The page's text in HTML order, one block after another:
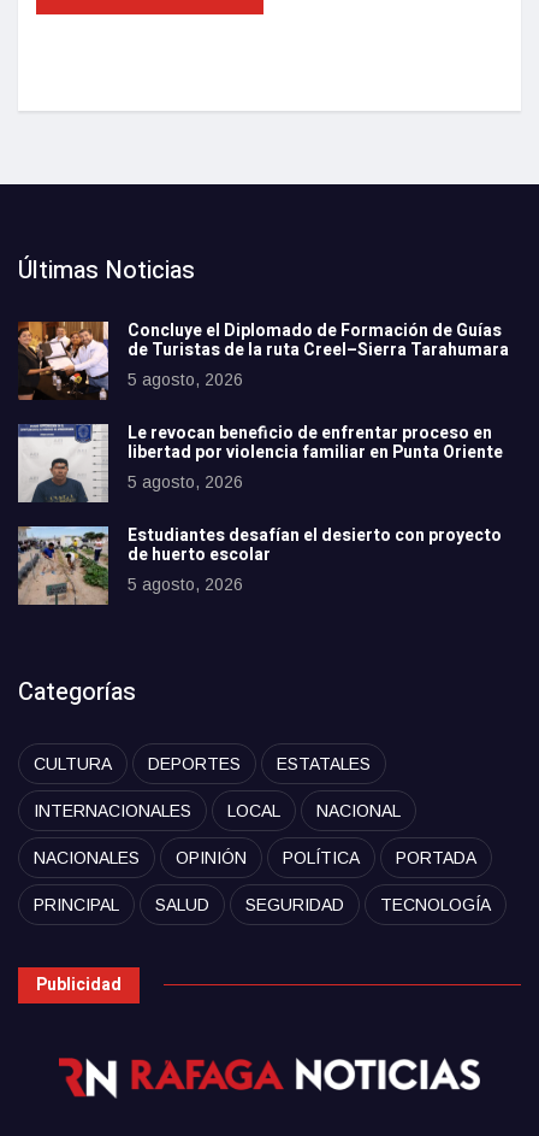
Últimas Noticias
Concluye el Diplomado de Formación de Guías
de Turistas de la ruta Creel–Sierra Tarahumara
5 agosto, 2026
Le revocan beneficio de enfrentar proceso en
libertad por violencia familiar en Punta Oriente
5 agosto, 2026
Estudiantes desafían el desierto con proyecto
de huerto escolar
5 agosto, 2026
Categorías
CULTURA DEPORTES ESTATALES
INTERNACIONALES LOCAL NACIONAL
NACIONALES OPINIÓN POLÍTICA PORTADA
PRINCIPAL SALUD SEGURIDAD TECNOLOGÍA
Publicidad